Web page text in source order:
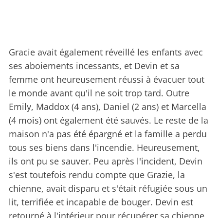
Gracie avait également réveillé les enfants avec
ses aboiements incessants, et Devin et sa
femme ont heureusement réussi à évacuer tout
le monde avant qu'il ne soit trop tard. Outre
Emily, Maddox (4 ans), Daniel (2 ans) et Marcella
(4 mois) ont également été sauvés. Le reste de la
maison n'a pas été épargné et la famille a perdu
tous ses biens dans l'incendie. Heureusement,
ils ont pu se sauver. Peu après l'incident, Devin
s'est toutefois rendu compte que Grazie, la
chienne, avait disparu et s'était réfugiée sous un
lit, terrifiée et incapable de bouger. Devin est
retourné à l'intérieur pour récupérer sa chienne